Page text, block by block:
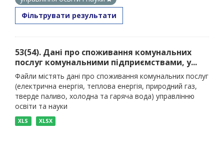
Фільтрувати результати
53(54). Дані про споживання комунальних
послуг комунальними підприємствами, у...
Файли містять дані про споживання комунальних послуг
(електрична енергія, теплова енергія, природний газ,
тверде паливо, холодна та гаряча вода) управлінню
освіти та науки
XLS XLSX